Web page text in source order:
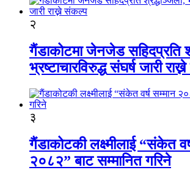
२
गैंडाकोटमा जेनजेड सहिदप्रति
भ्रष्टाचारविरुद्ध संघर्ष जारी
३
गैंडाकोटकी लक्ष्मीलाई “संकेत
२०८२” बाट सम्मानित गरिने